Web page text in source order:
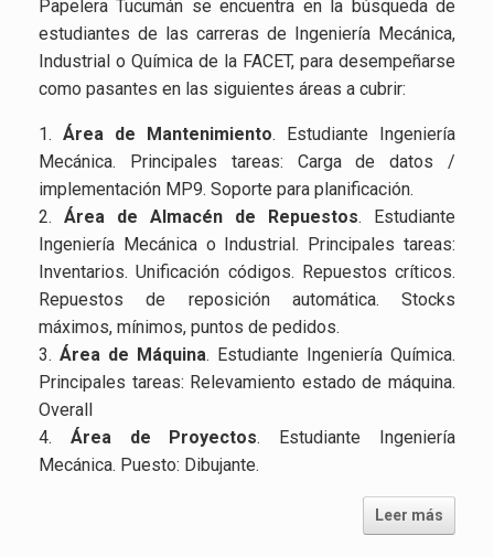
Papelera Tucumán se encuentra en la búsqueda de
estudiantes de las carreras de Ingeniería Mecánica,
Industrial o Química de la FACET, para desempeñarse
como pasantes en las siguientes áreas a cubrir:
1. Área de Mantenimiento. Estudiante Ingeniería
Mecánica. Principales tareas: Carga de datos /
implementación MP9. Soporte para planificación.
2. Área de Almacén de Repuestos. Estudiante
Ingeniería Mecánica o Industrial. Principales tareas:
Inventarios. Unificación códigos. Repuestos críticos.
Repuestos de reposición automática. Stocks
máximos, mínimos, puntos de pedidos.
3. Área de Máquina. Estudiante Ingeniería Química.
Principales tareas: Relevamiento estado de máquina.
Overall
4. Área de Proyectos. Estudiante Ingeniería
Mecánica. Puesto: Dibujante.
Leer más